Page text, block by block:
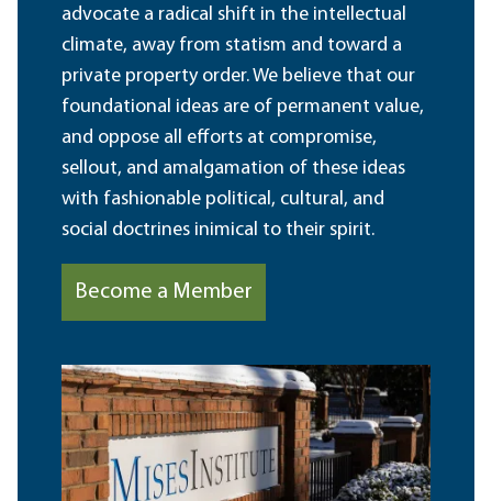
advocate a radical shift in the intellectual
climate, away from statism and toward a
private property order. We believe that our
foundational ideas are of permanent value,
and oppose all efforts at compromise,
sellout, and amalgamation of these ideas
with fashionable political, cultural, and
social doctrines inimical to their spirit.
Become a Member